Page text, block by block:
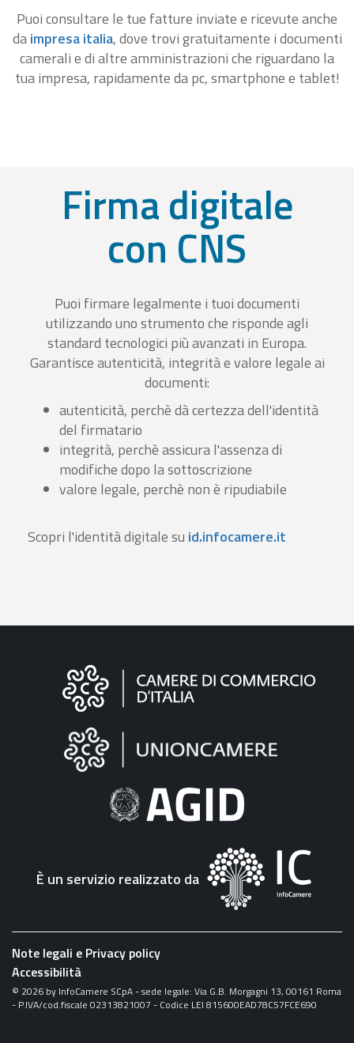
Puoi consultare le tue fatture inviate e ricevute anche
daimpresa italia, dove trovi gratuitamente i documenti
camerali e di altre amministrazioni che riguardano la
tua impresa, rapidamente da pc, smartphone e tablet!
Firma digitale
con CNS
Puoi firmare legalmente i tuoi documenti
utilizzando uno strumento che risponde agli
standard tecnologici più avanzati in Europa.
Garantisce autenticità, integrità e valore legale ai
documenti:
autenticità, perchè dà certezza dell'identità
del firmatario
integrità, perchè assicura l'assenza di
modifiche dopo la sottoscrizione
valore legale, perchè non è ripudiabile
Scopri l'identità digitale su id.infocamere.it
Informazioni
"Fattura
Elettronica"
È un servizio realizzato da
Note legali e Privacy policy
Accessibilità
© 2026 by InfoCamere SCpA - sede legale: Via G.B. Morgagni 13, 00161 Roma
- P.IVA/cod.fiscale 02313821007 - Codice LEI 815600EAD78C57FCE690